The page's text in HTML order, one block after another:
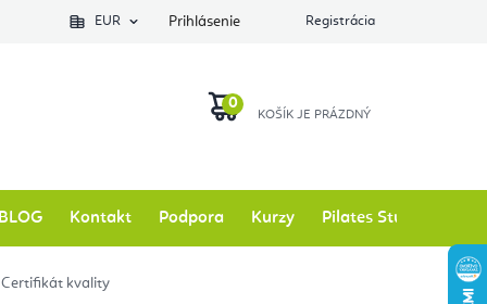
EUR Prihlásenie Registrácia
KOŠÍK
BLOG Kontakt Podpora Kurzy Pilates Studio
Certifikát kvality